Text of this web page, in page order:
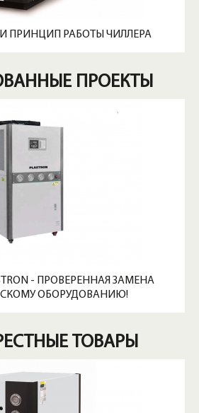
ПРИНЦИП РАБОТЫ ЧИЛЛЕРА
ПРОЕКТЫ
- ПРОВЕРЕННАЯ ЗАМЕНА
ОБОРУДОВАНИЮ!
ТОВАРЫ